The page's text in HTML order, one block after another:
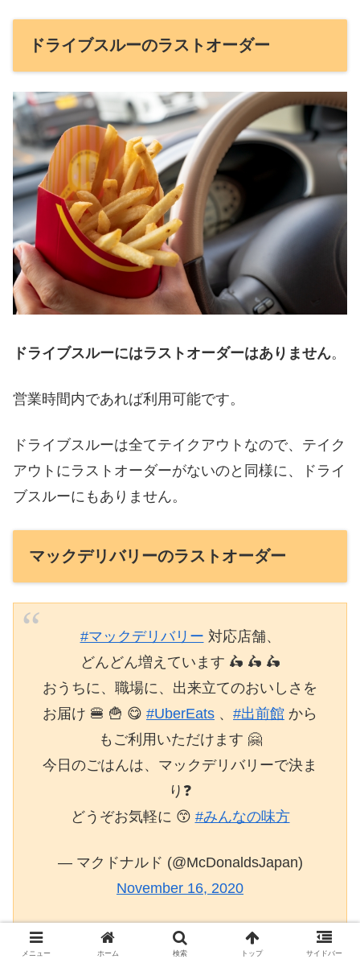
ドライブスルーのラストオーダー
ドライブスルーにはラストオーダーはありません。
営業時間内であれば利用可能です。
ドライブスルーは全てテイクアウトなので、テイク
アウトにラストオーダーがないのと同様に、ドライ
ブスルーにもありません。
マックデリバリーのラストオーダー
#マックデリバリー 対応店舗、
どんどん増えています 🛵 🛵 🛵
おうちに、職場に、出来立てのおいしさを
お届け 🍔 🍟 😋 #UberEats 、 #出前館 から
もご利用いただけます 🤗
今日のごはんは、マックデリバリーで決ま
り❓
どうぞお気軽に 😙 #みんなの味方
— マクドナルド (@McDonaldsJapan)
November 16, 2020
メニュー ホーム 検索 トップ サイドバー